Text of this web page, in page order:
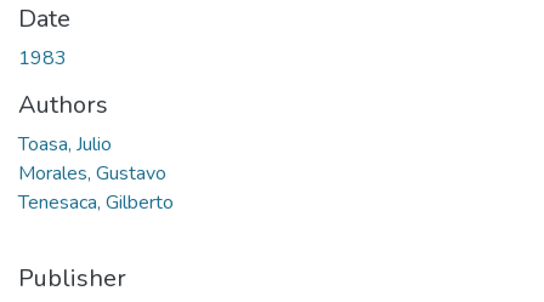
Date
1983
Authors
Toasa, Julio
Morales, Gustavo
Tenesaca, Gilberto
Publisher